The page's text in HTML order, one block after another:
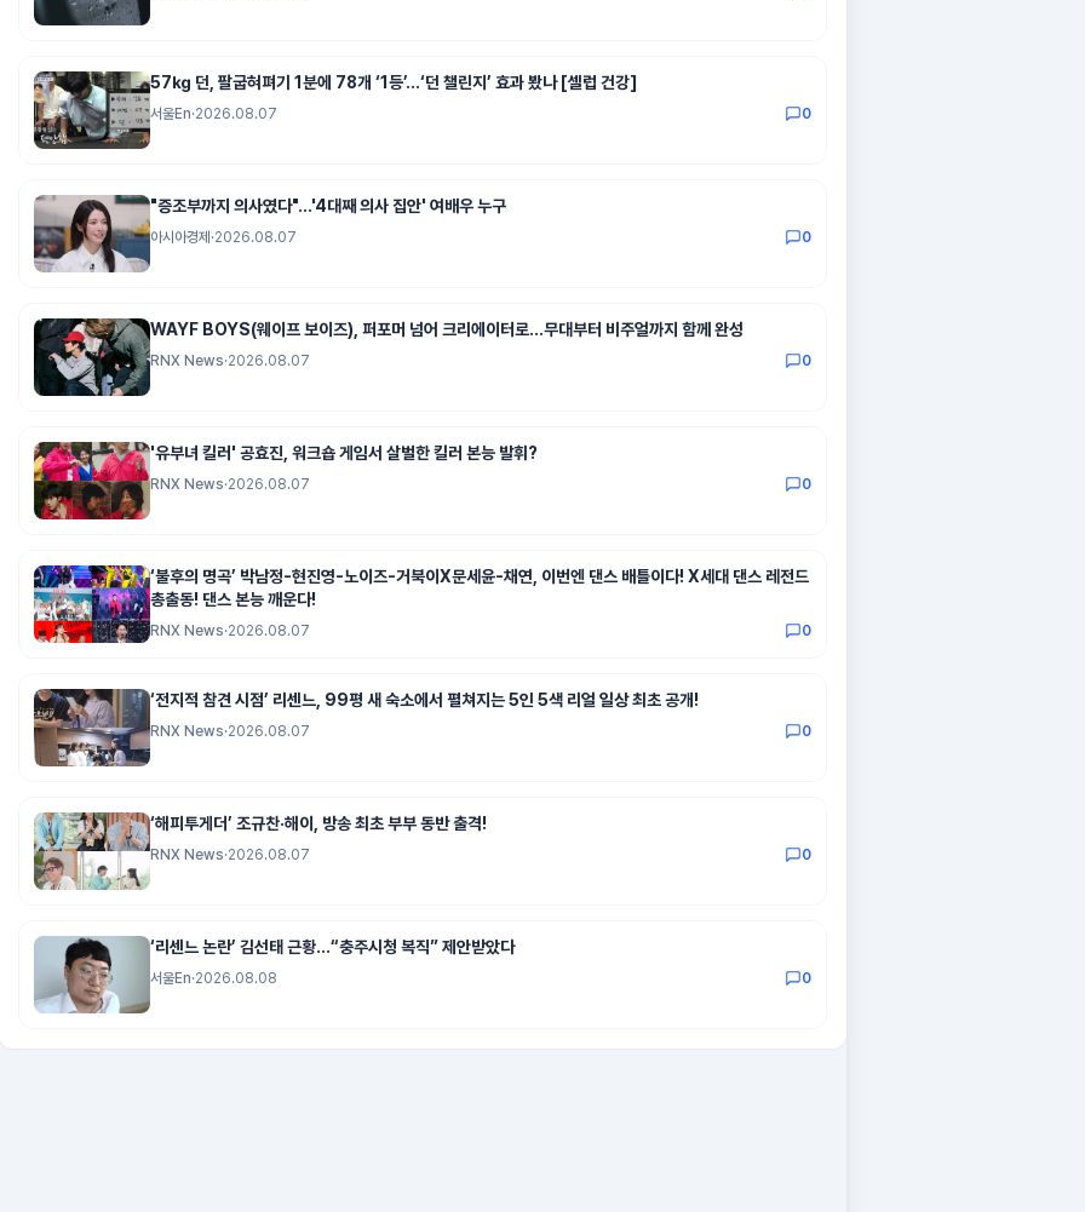
57㎏ 던, 팔굽혀펴기 1분에 78개 ‘1등’…‘던 챌린지’ 효과 봤나 [셀럽 건강]
서울En·2026.08.07 0
"증조부까지 의사였다"…'4대째 의사 집안' 여배우 누구
아시아경제 ·2026.08.07 0
WAYF BOYS(웨이프 보이즈), 퍼포머 넘어 크리에이터로…무대부터 비주얼까지 함께 완성
RNX News·2026.08.07 0
'유부녀 킬러' 공효진, 워크숍 게임서 살벌한 킬러 본능 발휘?
RNX News·2026.08.07 0
‘불후의 명곡’ 박남정-현진영-노이즈-거북이X문세윤-채연, 이번엔 댄스 배틀이다! X세대 댄스 레전드
총출동! 댄스 본능 깨운다!
RNX News·2026.08.07 0
‘전지적 참견 시점’ 리센느, 99평 새 숙소에서 펼쳐지는 5인 5색 리얼 일상 최초 공개!
RNX News·2026.08.07 0
‘해피투게더’ 조규찬·해이, 방송 최초 부부 동반 출격!
RNX News·2026.08.07 0
‘리센느 논란’ 김선태 근황…“충주시청 복직” 제안받았다
서울En·2026.08.08 0